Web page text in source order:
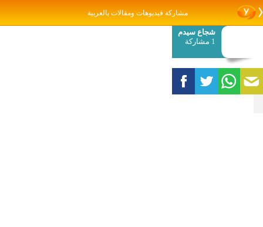
مشاركة فيديوهات ومقالات بالعربية
شجاع سيدم
1 مشاركة